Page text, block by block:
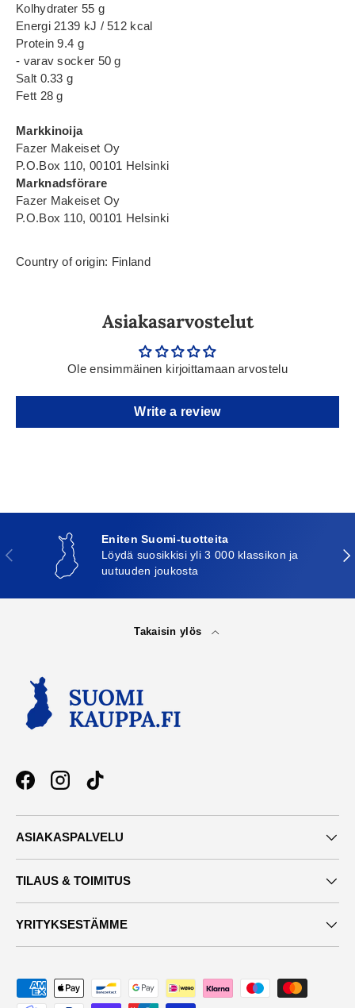
Kolhydrater 55 g
Energi 2139 kJ / 512 kcal
Protein 9.4 g
- varav socker 50 g
Salt 0.33 g
Fett 28 g
Markkinoija
Fazer Makeiset Oy
P.O.Box 110, 00101 Helsinki
Marknadsförare
Fazer Makeiset Oy
P.O.Box 110, 00101 Helsinki
Country of origin: Finland
Asiakasarvostelut
Ole ensimmäinen kirjoittamaan arvostelu
Write a review
Edellinen
Eniten Suomi-tuotteita
Löydä suosikkisi yli 3 000 klassikon ja
uutuuden joukosta
Takaisin ylös
FacebookInstagramTikTok
ASIAKASPALVELU
TILAUS & TOIMITUS
YRITYKSESTÄMME
Maksutavat